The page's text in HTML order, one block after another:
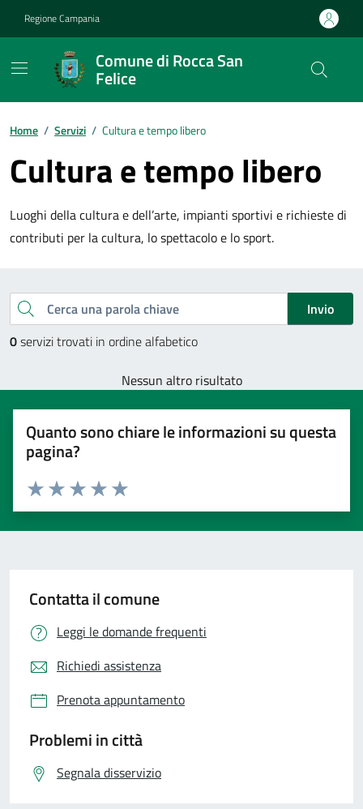
Regione Campania
Comune di Rocca San
Felice
Home / Servizi / Cultura e tempo libero
Cultura e tempo libero
Luoghi della cultura e dell’arte, impianti sportivi e richieste di
contributi per la cultura, lo spettacolo e lo sport.
Esplora tutti i servizi
Cerca una parola chiave
Invio
0servizi trovati in ordine alfabetico
Nessun altro risultato
Quanto sono chiare le informazioni su questa
pagina?
Valuta 5 stelle su 5
Valuta 4 stelle su 5
Valuta 3 stelle su 5
Valuta 2 stelle su 5
Valuta 1 stelle su 5
Contatta il comune
Leggi le domande frequenti
Richiedi assistenza
Prenota appuntamento
Problemi in città
Segnala disservizio